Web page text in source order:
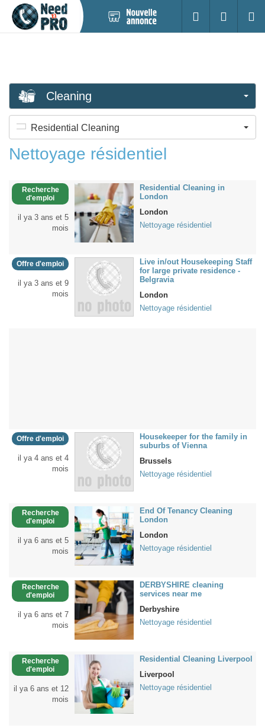
annonce
S'identifier
Cleaning
Residential Cleaning
Nettoyage résidentiel
Recherche
d'emploi
il ya 3 ans et 5
mois
Residential Cleaning in
London
London
Nettoyage résidentiel
Offre d'emploi
il ya 3 ans et 9
mois
Live in/out Housekeeping Staff
for large private residence -
Belgravia
London
Nettoyage résidentiel
Offre d'emploi
il ya 4 ans et 4
mois
Housekeeper for the family in
suburbs of Vienna
Brussels
Nettoyage résidentiel
Recherche
d'emploi
il ya 6 ans et 5
mois
End Of Tenancy Cleaning
London
London
Nettoyage résidentiel
Recherche
d'emploi
il ya 6 ans et 7
mois
DERBYSHIRE cleaning
services near me
Derbyshire
Nettoyage résidentiel
Recherche
d'emploi
il ya 6 ans et 12
mois
Residential Cleaning Liverpool
Liverpool
Nettoyage résidentiel